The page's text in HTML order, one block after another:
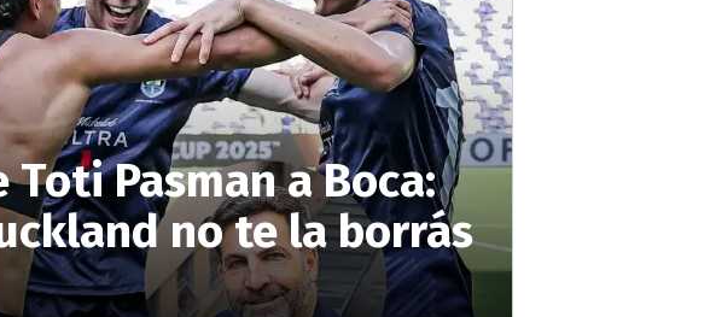
Pasman a Boca:
no te la borrás